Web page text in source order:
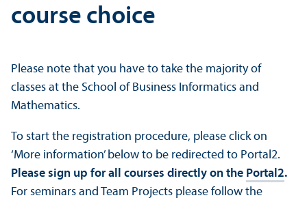
course choice
Please note that you have to take the majority of
classes at the School of Business Informatics and
Mathematics.
To start the registration procedure, please click on
‘More information’ below to be redirected to Portal2.
Please sign up for all courses directly on the Portal2.
For seminars and Team Projects please follow the